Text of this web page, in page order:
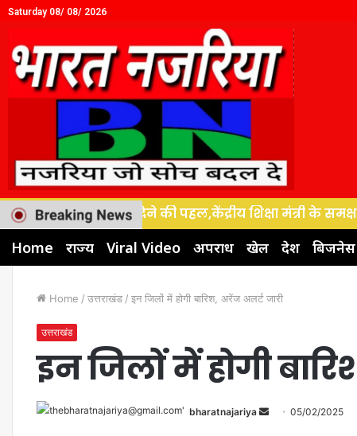
Saturday 08/ 08/ 2026
को नई गति देने की पहल,केंद्रीय शिक्षा मंत्री के समक्ष उठी
Home राज्य Viral Video अपराध खेल देश बिजनेस
Home / उत्तराखंड / इन जिलों में होगी बारिश, अरेंज अलर्ट जारी
उत्तराखंड
इन जिलों में होगी
bharatnajariya 05/02/2025